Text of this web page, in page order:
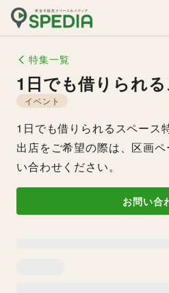
特集一覧
1日でも借りられ
イベント
1日でも借りられるスペース
出店をご希望の際は、区画
い合わせください。
お問い合